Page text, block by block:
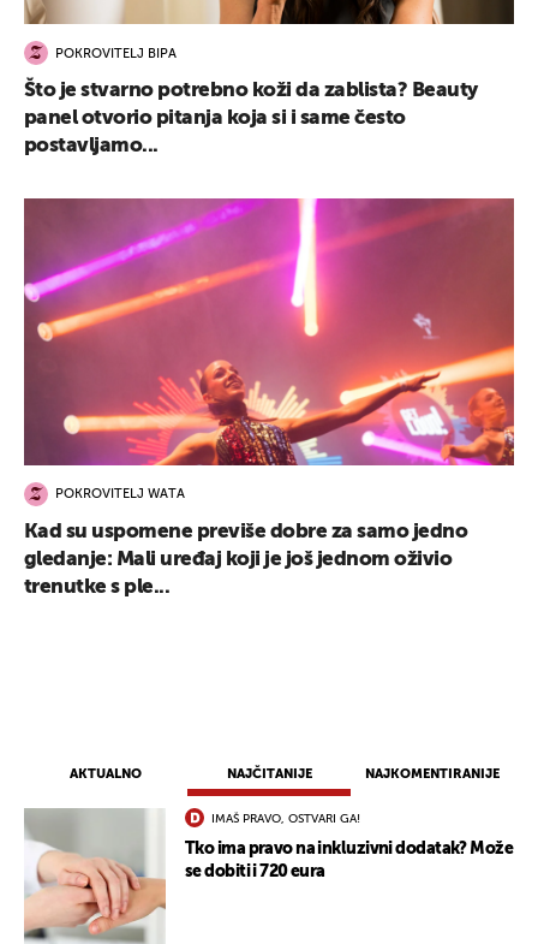
AKTUALNO NAJČITANIJE NAJKOMENTIRANIJE
IMAŠ PRAVO, OSTVARI GA!
Tko ima pravo na inkluzivni dodatak? Može
se dobiti i 720 eura
POKROVITELJ BIPA
Što je stvarno potrebno koži da zablista? Beauty
panel otvorio pitanja koja si i same često
postavljamo...
POKROVITELJ WATA
Kad su uspomene previše dobre za samo jedno
gledanje: Mali uređaj koji je još jednom oživio
trenutke s ple...